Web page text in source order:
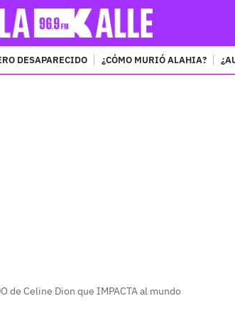
DESAPARECIDO ¿CÓMO MURIÓ ALAHIA?
de Celine Dion que IMPACTA al mundo